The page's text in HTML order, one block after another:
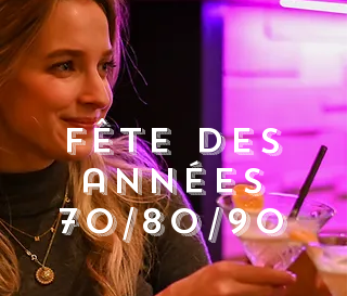
Fête des
années
70/80/90